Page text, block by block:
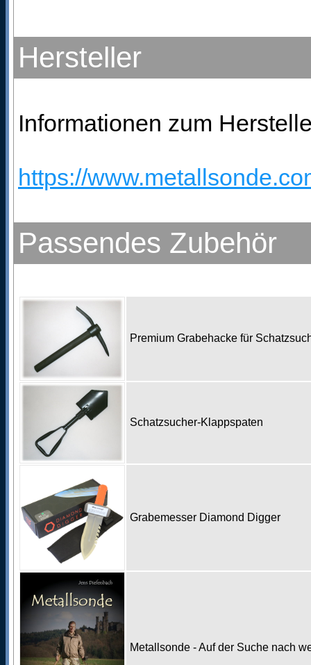
Hersteller
Informationen zum
https://
Passendes Zubehör
Premium Grabehacke für
Schatzsucher-Klappspaten
Grabemesser Diamond Digger
Metallsonde - Auf der Suche nach